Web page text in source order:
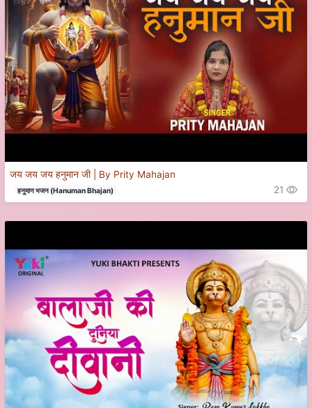
जय जय जय हनुमान जी | By Prity Mahajan
हनुमान भजन (Hanuman Bhajan) 21